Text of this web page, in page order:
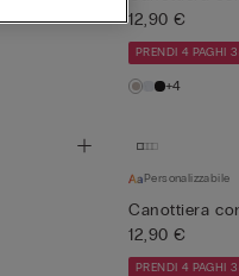
12,90 €
PRENDI 4 PAGHI 3
+4
Personalizzabile
Canottiera
12,90 €
PRENDI 4 PAGHI 3